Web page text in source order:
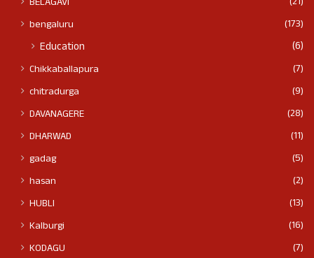
bengaluru
(173)
Education (6)
Chikkaballapura
(7)
chitradurga
(9)
DAVANAGERE
(28)
DHARWAD
(11)
gadag
(5)
hasan
(2)
HUBLI
(13)
Kalburgi
(16)
KODAGU
(7)